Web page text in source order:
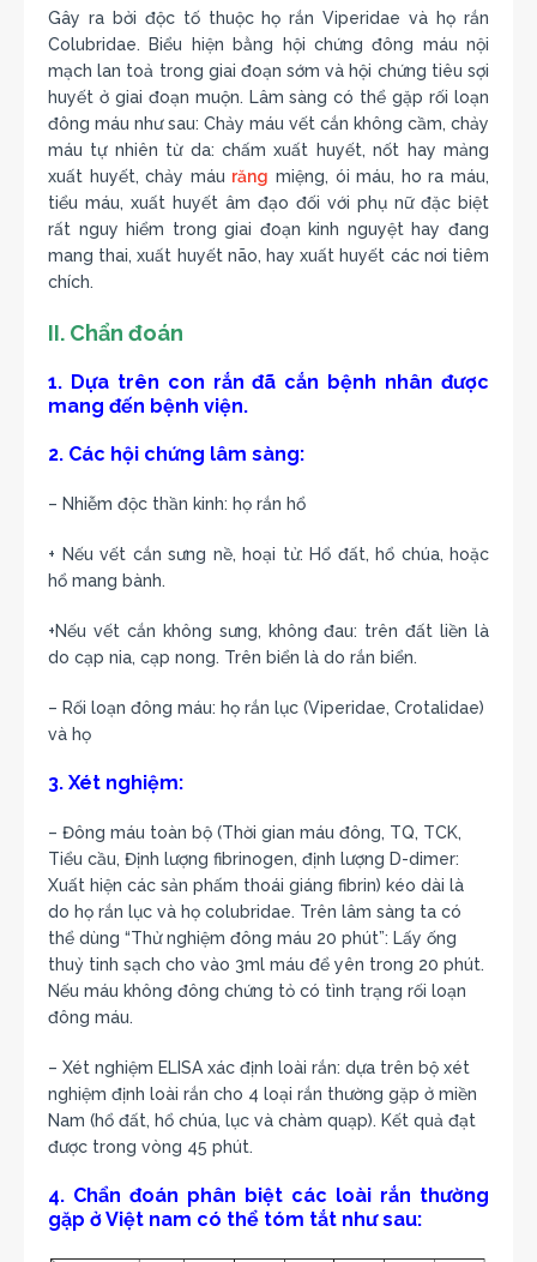
Gây ra bởi độc tố thuộc họ rắn Viperidae và họ rắn
Colubridae. Biểu hiện bằng hội chứng đông máu nội
mạch lan toả trong giai đoạn sớm và hội chứng tiêu sợi
huyết ở giai đoạn muộn. Lâm sàng có thể gặp rối loạn
đông máu như sau: Chảy máu vết cắn không cầm, chảy
máu tự nhiên từ da: chấm xuất huyết, nốt hay mảng
xuất huyết, chảy máu răng miệng, ói máu, ho ra máu,
tiểu máu, xuất huyết âm đạo đối với phụ nữ đặc biệt
rất nguy hiểm trong giai đoạn kinh nguyệt hay đang
mang thai, xuất huyết não, hay xuất huyết các nơi tiêm
chích.
II. Chẩn đoán
1. Dựa trên con rắn đã cắn bệnh nhân được
mang đến bệnh viện.
2. Các hội chứng lâm sàng:
– Nhiễm độc thần kinh: họ rắn hổ
+ Nếu vết cắn sưng nề, hoại tử: Hổ đất, hổ chúa, hoặc
hổ mang bành.
+Nếu vết cắn không sưng, không đau: trên đất liền là
do cạp nia, cạp nong. Trên biển là do rắn biển.
– Rối loạn đông máu: họ rắn lục (Viperidae, Crotalidae)
và họ
3. Xét nghiệm:
– Đông máu toàn bộ (Thời gian máu đông, TQ, TCK,
Tiểu cầu, Định lượng fibrinogen, định lượng D-dimer:
Xuất hiện các sản phấm thoái giáng fibrin) kéo dài là
do họ rắn lục và họ colubridae. Trên lâm sàng ta có
thể dùng “Thử nghiệm đông máu 20 phút”: Lấy ống
thuỷ tinh sạch cho vào 3ml máu để yên trong 20 phút.
Nếu máu không đông chứng tỏ có tình trạng rối loạn
đông máu.
– Xét nghiệm ELISA xác định loài rắn: dựa trên bộ xét
nghiệm định loài rắn cho 4 loại rắn thường gặp ở miền
Nam (hổ đất, hổ chúa, lục và chàm quạp). Kết quả đạt
được trong vòng 45 phút.
4. Chẩn đoán phân biệt các loài rắn thường
gặp ở Việt nam có thể tóm tắt như sau: